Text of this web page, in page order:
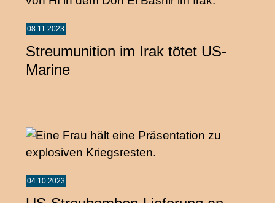
08.11.2023
Streumunition im Irak tötet US-
Marine
04.10.2023